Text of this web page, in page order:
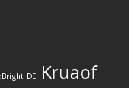
IDE Kruaof